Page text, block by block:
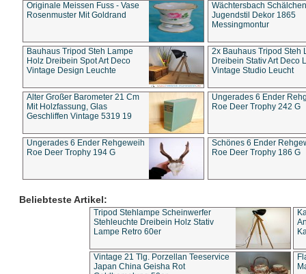
Originale Meissen Fuss - Vase
Rosenmuster Mit Goldrand
Wächtersbach Schälchen
Jugendstil Dekor 1865
Messingmontur
Bauhaus Tripod Steh Lampe
Holz Dreibein Spot Art Deco
Vintage Design Leuchte
2x Bauhaus Tripod Steh
Dreibein Stativ Art Deco
Vintage Studio Leucht
Alter Großer Barometer 21 Cm
Mit Holzfassung, Glas
Geschliffen Vintage 5319 19
Ungerades 6 Ender
Roe Deer Trophy 242 G
Ungerades 6 Ender Rehgeweih
Roe Deer Trophy 194 G
Schönes 6 Ender
Roe Deer Trophy 186 G
Beliebteste Artikel:
Tripod Stehlampe Scheinwerfer
Stehleuchte Dreibein Holz Stativ
Lampe Retro 60er
Vintage 21 Tlg. Porzellan Teeservice
Japan China Geisha Rot